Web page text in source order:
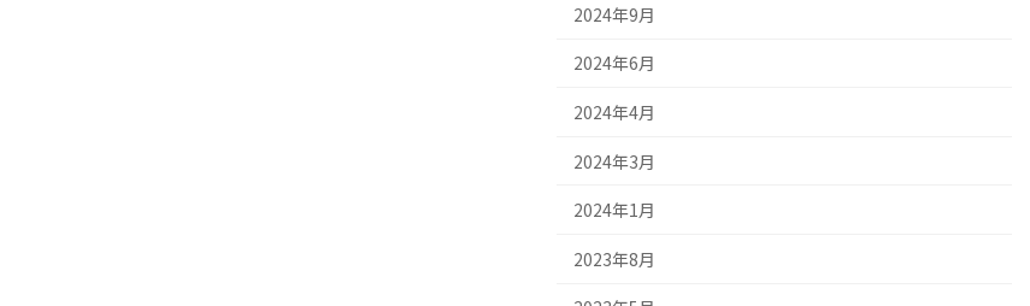
2024年9月
2024年6月
2024年4月
2024年3月
2024年1月
2023年8月